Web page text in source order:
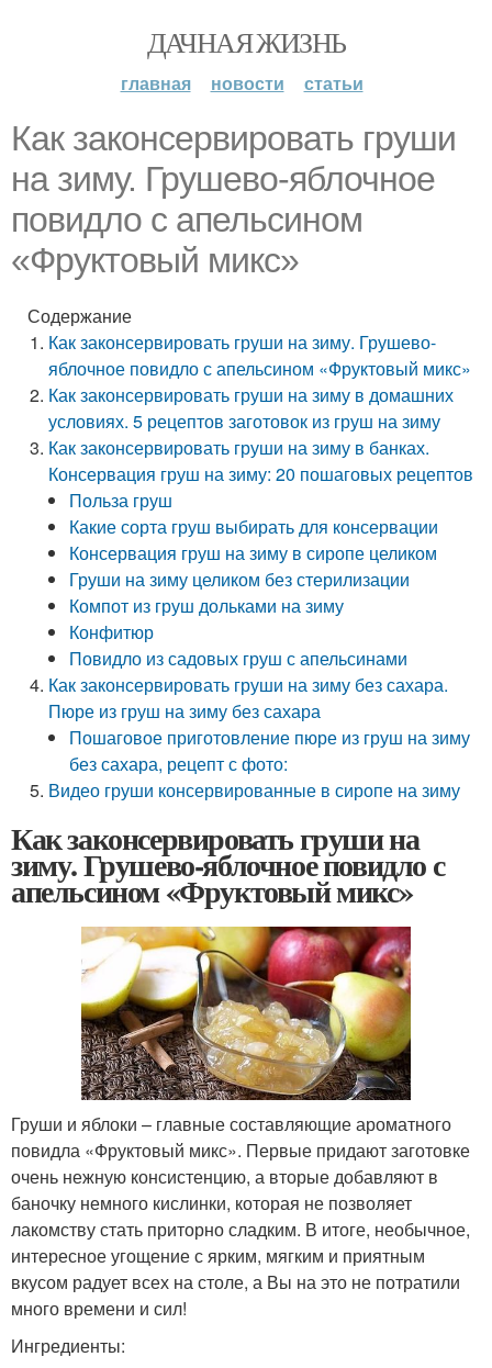
ДАЧНАЯ ЖИЗНЬ
главная новости статьи
Как законсервировать груши
на зиму. Грушево-яблочное
повидло с апельсином
«Фруктовый микс»
Содержание
Как законсервировать груши на зиму. Грушево-
яблочное повидло с апельсином «Фруктовый микс»
Как законсервировать груши на зиму в домашних
условиях. 5 рецептов заготовок из груш на зиму
Как законсервировать груши на зиму в банках.
Консервация груш на зиму: 20 пошаговых рецептов
Польза груш
Какие сорта груш выбирать для консервации
Консервация груш на зиму в сиропе целиком
Груши на зиму целиком без стерилизации
Компот из груш дольками на зиму
Конфитюр
Повидло из садовых груш с апельсинами
Как законсервировать груши на зиму без сахара.
Пюре из груш на зиму без сахара
Пошаговое приготовление пюре из груш на зиму
без сахара, рецепт с фото:
Видео груши консервированные в сиропе на зиму
Как законсервировать груши на
зиму. Грушево-яблочное повидло с
апельсином «Фруктовый микс»
Груши и яблоки – главные составляющие ароматного
повидла «Фруктовый микс». Первые придают заготовке
очень нежную консистенцию, а вторые добавляют в
баночку немного кислинки, которая не позволяет
лакомству стать приторно сладким. В итоге, необычное,
интересное угощение с ярким, мягким и приятным
вкусом радует всех на столе, а Вы на это не потратили
много времени и сил!
Ингредиенты: